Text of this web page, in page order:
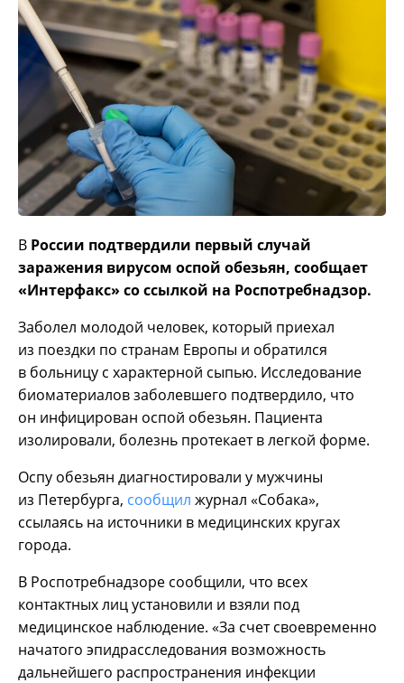
В России подтвердили первый случай
заражения вирусом оспой обезьян, сообщает
«Интерфакс» со ссылкой на Роспотребнадзор.
Заболел молодой человек, который приехал
из поездки по странам Европы и обратился
в больницу с характерной сыпью. Исследование
биоматериалов заболевшего подтвердило, что
он инфицирован оспой обезьян. Пациента
изолировали, болезнь протекает в легкой форме.
Оспу обезьян диагностировали у мужчины
из Петербурга, сообщил журнал «Собака»,
ссылаясь на источники в медицинских кругах
города.
В Роспотребнадзоре сообщили, что всех
контактных лиц установили и взяли под
медицинское наблюдение. «За счет своевременно
начатого эпидрасследования возможность
дальнейшего распространения инфекции